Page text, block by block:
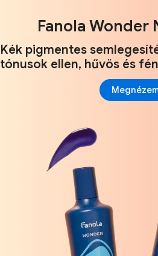
Fanola Wonder
Kék pigmentes
tónusok ellen, hűvös és